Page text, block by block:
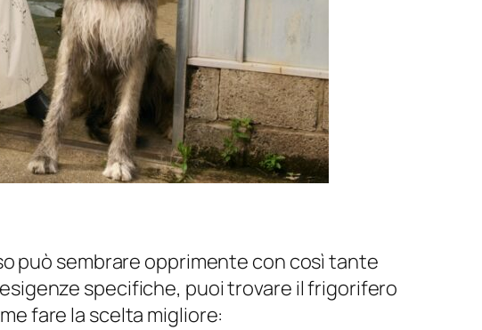
può sembrare opprimente con così tante
specifiche, puoi trovare il frigorifero
fare la scelta migliore: